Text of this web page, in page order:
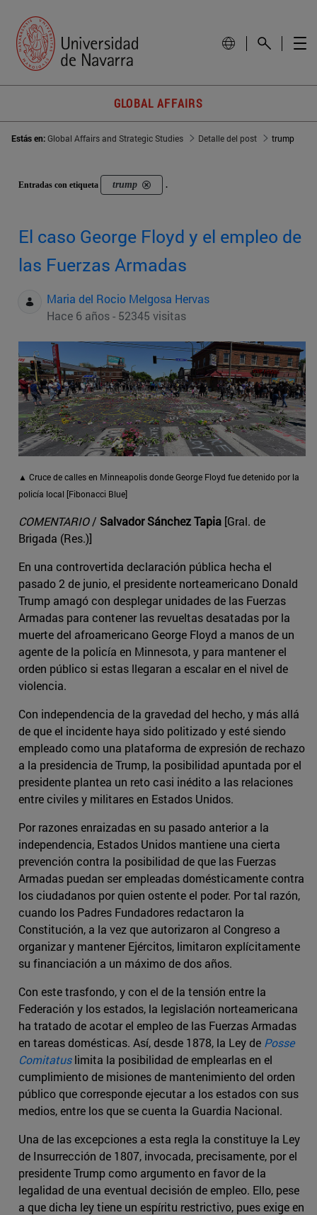
GLOBAL AFFAIRS
Estás en:Global Affairs and Strategic Studies Detalle del post trump
Entradas con etiqueta trump .
El caso George Floyd y el empleo de
las Fuerzas Armadas
Maria del Rocio Melgosa Hervas
Hace 6 años - 52345 visitas
▲ Cruce de calles en Minneapolis donde George Floyd fue detenido por la
policía local [Fibonacci Blue]
COMENTARIO/ Salvador Sánchez Tapia [Gral. de
Brigada (Res.)]
En una controvertida declaración pública hecha el
pasado 2 de junio, el presidente norteamericano Donald
Trump amagó con desplegar unidades de las Fuerzas
Armadas para contener las revueltas desatadas por la
muerte del afroamericano George Floyd a manos de un
agente de la policía en Minnesota, y para mantener el
orden público si estas llegaran a escalar en el nivel de
violencia.
Con independencia de la gravedad del hecho, y más allá
de que el incidente haya sido politizado y esté siendo
empleado como una plataforma de expresión de rechazo
a la presidencia de Trump, la posibilidad apuntada por el
presidente plantea un reto casi inédito a las relaciones
entre civiles y militares en Estados Unidos.
Por razones enraizadas en su pasado anterior a la
independencia, Estados Unidos mantiene una cierta
prevención contra la posibilidad de que las Fuerzas
Armadas puedan ser empleadas domésticamente contra
los ciudadanos por quien ostente el poder. Por tal razón,
cuando los Padres Fundadores redactaron la
Constitución, a la vez que autorizaron al Congreso a
organizar y mantener Ejércitos, limitaron explícitamente
su financiación a un máximo de dos años.
Con este trasfondo, y con el de la tensión entre la
Federación y los estados, la legislación norteamericana
ha tratado de acotar el empleo de las Fuerzas Armadas
en tareas domésticas. Así, desde 1878, la Ley de Posse
Comitatuslimita la posibilidad de emplearlas en el
cumplimiento de misiones de mantenimiento del orden
público que corresponde ejecutar a los estados con sus
medios, entre los que se cuenta la Guardia Nacional.
Una de las excepciones a esta regla la constituye la Ley
de Insurrección de 1807, invocada, precisamente, por el
presidente Trump como argumento en favor de la
legalidad de una eventual decisión de empleo. Ello, pese
a que dicha ley tiene un espíritu restrictivo, pues exige en